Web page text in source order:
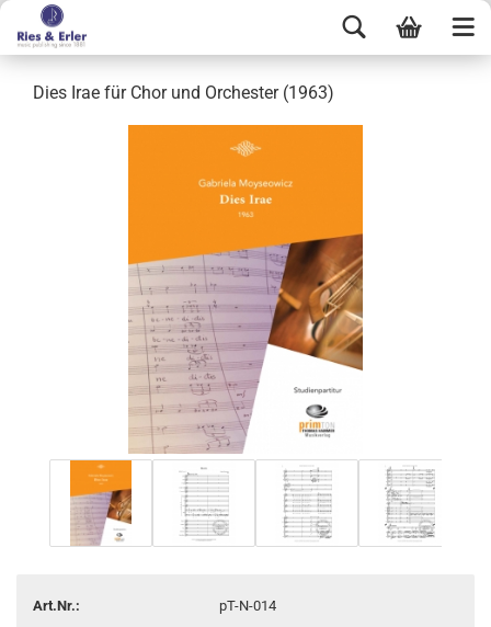
Dies Irae für Chor und Orchester (1963)
Art.Nr.:
pT-N-014